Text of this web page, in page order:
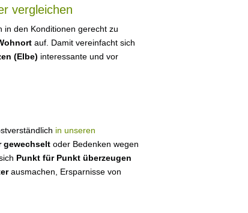
vergleichen
den Konditionen gerecht zu
auf. Damit vereinfacht sich
(Elbe) interessante und vor
in unseren
gewechselt oder Bedenken wegen
Punkt für Punkt überzeugen
ausmachen, Ersparnisse von